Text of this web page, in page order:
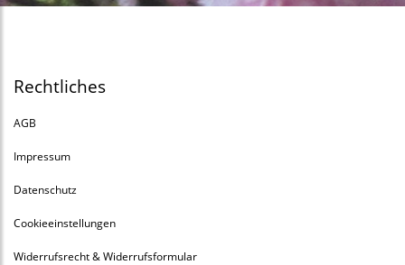
Rechtliches
AGB
Impressum
Datenschutz
Cookieeinstellungen
Widerrufsrecht & Widerrufsformular